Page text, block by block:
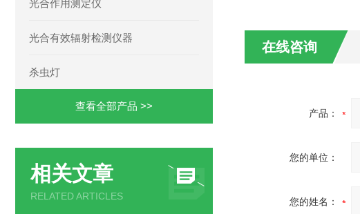
光合作用测定仪
光合有效辐射检测仪器
杀虫灯
查看全部产品 >>
相关文章
RELATED ARTICLES
在线咨询
产品：
您的单位：
您的姓名：